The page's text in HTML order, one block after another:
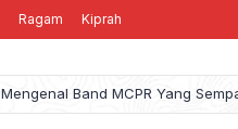
Ragam Kiprah
Mengenal Band MCPR Yang